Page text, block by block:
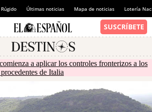
Últimas noticias Mapa de noticias Lotería
a aplicar los controles fronterizos a los
de Italia